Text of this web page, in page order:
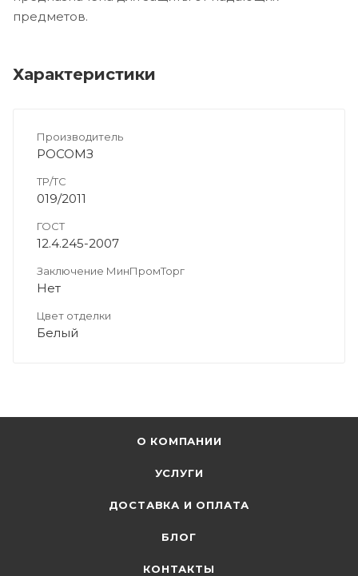
предметов.
Характеристики
Производитель
РОСОМЗ
ТР/ТС
019/2011
ГОСТ
12.4.245-2007
Заключение МинПромТорг
Нет
Цвет отделки
Белый
О КОМПАНИИ
УСЛУГИ
ДОСТАВКА И ОПЛАТА
БЛОГ
КОНТАКТЫ